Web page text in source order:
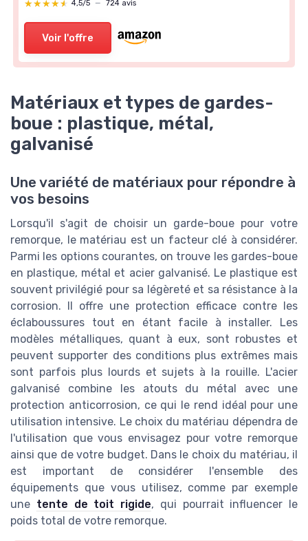
★★★★★
★★★★★ 4,5/5 — 724 avis
Voir l'offre
Matériaux et types de gardes-
boue : plastique, métal,
galvanisé
Une variété de matériaux pour répondre à
vos besoins
Lorsqu'il s'agit de choisir un garde-boue pour votre
remorque, le matériau est un facteur clé à considérer.
Parmi les options courantes, on trouve les gardes-boue
en plastique, métal et acier galvanisé. Le plastique est
souvent privilégié pour sa légèreté et sa résistance à la
corrosion. Il offre une protection efficace contre les
éclaboussures tout en étant facile à installer. Les
modèles métalliques, quant à eux, sont robustes et
peuvent supporter des conditions plus extrêmes mais
sont parfois plus lourds et sujets à la rouille. L'acier
galvanisé combine les atouts du métal avec une
protection anticorrosion, ce qui le rend idéal pour une
utilisation intensive. Le choix du matériau dépendra de
l'utilisation que vous envisagez pour votre remorque
ainsi que de votre budget. Dans le choix du matériau, il
est important de considérer l'ensemble des
équipements que vous utilisez, comme par exemple
une tente de toit rigide, qui pourrait influencer le
poids total de votre remorque.